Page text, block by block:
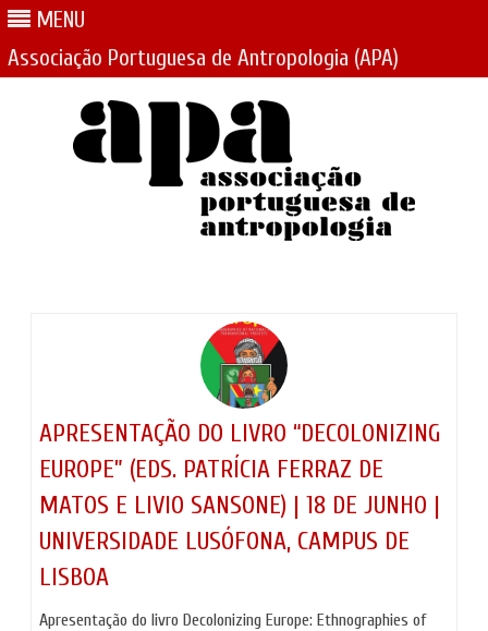
MENU
Associação Portuguesa de Antropologia (APA)
APRESENTAÇÃO DO LIVRO “DECOLONIZING
EUROPE” (EDS. PATRÍCIA FERRAZ DE
MATOS E LIVIO SANSONE) | 18 DE JUNHO |
UNIVERSIDADE LUSÓFONA, CAMPUS DE
LISBOA
Apresentação do livro Decolonizing Europe: Ethnographies of